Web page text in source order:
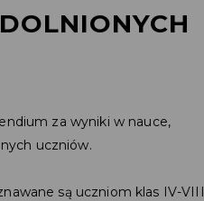
za wyniki w nauce,
uczniów.
są uczniom klas IV-VIII